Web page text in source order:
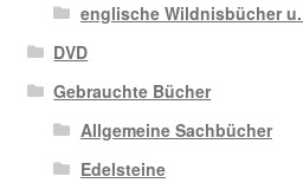
englische Wildnisbücher
DVD
Gebrauchte Bücher
Allgemeine Sachbücher
Edelsteine